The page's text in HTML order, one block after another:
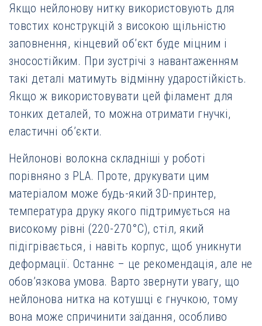
Якщо нейлонову нитку використовують для
товстих конструкцій з високою щільністю
заповнення, кінцевий об’єкт буде міцним і
зносостійким. При зустрічі з навантаженням
такі деталі матимуть відмінну ударостійкість.
Якщо ж використовувати цей філамент для
тонких деталей, то можна отримати гнучкі,
еластичні об’єкти.
Нейлонові волокна складніші у роботі
порівняно з PLA. Проте, друкувати цим
матеріалом може будь-який 3D-принтер,
температура друку якого підтримується на
високому рівні (220-270°C), стіл, який
підігрівається, і навіть корпус, щоб уникнути
деформації. Останнє – це рекомендація, але не
обов’язкова умова. Варто звернути увагу, що
нейлонова нитка на котушці є гнучкою, тому
вона може спричинити заїдання, особливо